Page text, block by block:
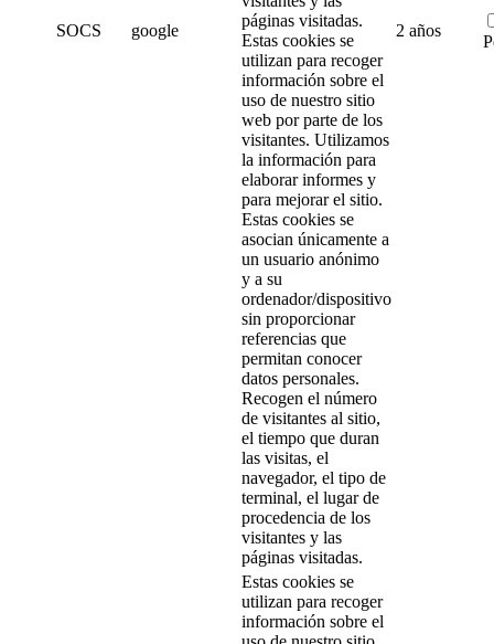
SOCS google
páginas visitadas.
Estas cookies se
utilizan para recoger
información sobre el
uso de nuestro sitio
web por parte de los
visitantes. Utilizamos
la información para
elaborar informes y
para mejorar el sitio.
Estas cookies se
asocian únicamente a
un usuario anónimo
y a su
ordenador/dispositivo
sin proporcionar
referencias que
permitan conocer
datos personales.
Recogen el número
de visitantes al sitio,
el tiempo que duran
las visitas, el
navegador, el tipo de
terminal, el lugar de
procedencia de los
visitantes y las
páginas visitadas.
2 años
Estas cookies se
utilizan para recoger
información sobre el